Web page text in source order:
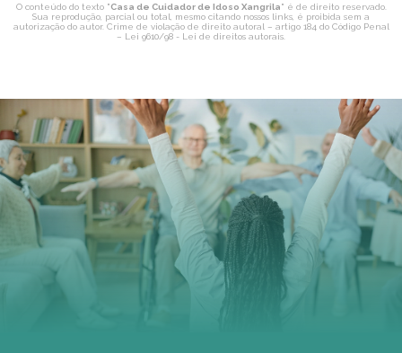
O conteúdo do texto "Casa de Cuidador de Idoso Xangrila" é de direito reservado.
Sua reprodução, parcial ou total, mesmo citando nossos links, é proibida sem a
autorização do autor. Crime de violação de direito autoral – artigo 184 do Código Penal
– Lei 9610/98 - Lei de direitos autorais